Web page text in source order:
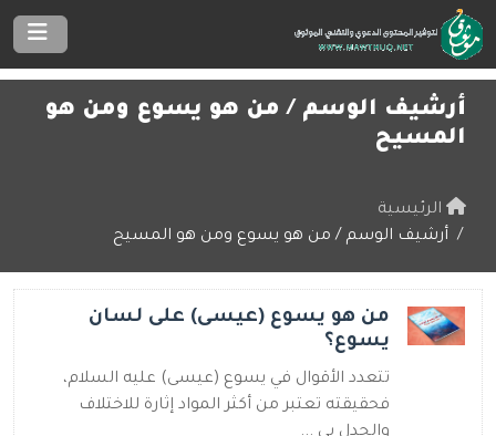
أرشيف الوسم / من هو يسوع ومن هو
المسيح
الرئيسية
أرشيف الوسم / من هو يسوع ومن هو المسيح
من هو يسوع (عيسى) على لسان
يسوع؟
تتعدد الأقوال في يسوع (عيسى) عليه السلام،
فحقيقته تعتبر من أكثر المواد إثارة للاختلاف
والجدل بي ...